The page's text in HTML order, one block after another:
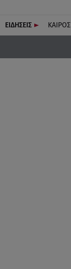
ΕΙΔΗΣΕΙΣ ΚΑΙΡΟΣ